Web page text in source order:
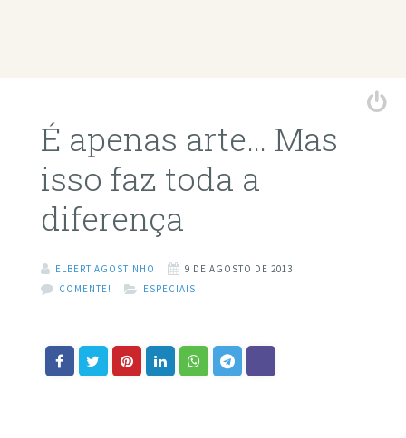
É apenas arte… Mas
isso faz toda a
diferença
ELBERT AGOSTINHO
9 DE AGOSTO DE 2013
COMENTE!
ESPECIAIS